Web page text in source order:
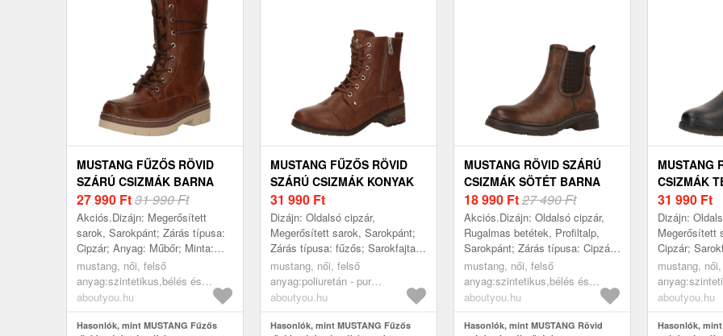
MUSTANG FŰZŐS RÖVID
SZÁRÚ CSIZMÁK BARNA
27 990 Ft31 990 Ft
Akciós.Dizájn: Megerősített
sarok, Sarokpánt; Zárás típusa:
Cipzár; Anyag: Műbőr; Minta:
Univerzális színek; Platform:
Platformmal; Anyag: Műbőr;
Cipőorr:...
mustang, női, felső
anyag:szintetikus,bélés és
fedőtalp:szintetikus,járótalp:gumi,
csizmák, fűzős rövid szárú
aboutyou.hu
Hasonlók, mint MUSTANG Fűzős
MUSTANG FŰZŐS RÖVID
SZÁRÚ CSIZMÁK KONYAK
31 990 Ft
Dizájn: Oldalsó cipzár,
Megerősített sarok, Sarokpánt;
Zárás típusa: fűzős; Sarokfajta:
Tömbsarok; Anyag: Műbőr;
Minta: Univerzális színek;
Anyag: ...
mustang, női, felső
anyag:poliuretán - pur
(újrahasznosított),bélés és
cipők, rövid szárú csizmák,
aboutyou.hu
Hasonlók, mint MUSTANG Fűzős
MUSTANG RÖVID SZÁRÚ
CSIZMÁK SÖTÉT BARNA
18 990 Ft27 490 Ft
Akciós.Dizájn: Oldalsó cipzár,
Rugalmas betétek, Profiltalp,
Sarokpánt; Zárás típusa: Cipzár;
Anyag: Műbőr; Minta: Univerzális
színek; Anyag: Műbőr; Cipőo...
mustang, női, felső
anyag:szintetikus,bélés és
fedőtalp:textil,járótalp:műanyag,
csizmák, klasszikus rövid szárú
aboutyou.hu
Hasonlók, mint MUSTANG Rövid
MUSTANG
CSIZMÁK
SÖTÉT
31 990 Ft
Dizájn:
Megerősített
Cipzár;
Anyag:
színek;
mustang,
klasszikus
aboutyou.hu
Hasonlók, mint